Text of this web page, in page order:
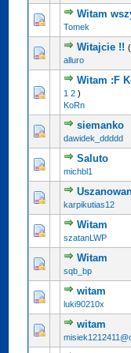
Witam
Tomek
Witajcie !!
alluro
Witam :F
1 2 )
KoRn
siemanko
dawidek_ddddd
Saluto
michbl1
karpikutias12
Witam
szatanLWP
Witam
sqb_bp
witam
luki90210x
witam